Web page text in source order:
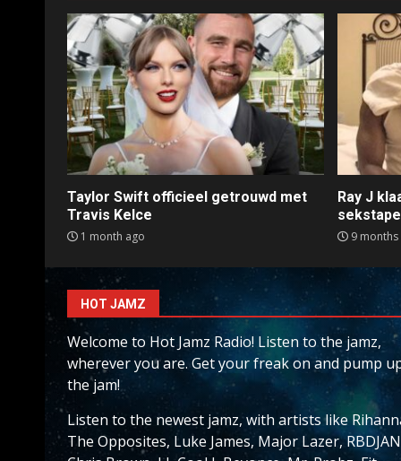
Taylor Swift officieel getrouwd met
Travis Kelce
1 month ago
Ray J
sekstape
9 months
HOT JAMZ
Welcome to Hot Jamz Radio! Listen to the jamz,
wherever you are. Get your freak on and pump
the jam!
Listen to the newest jamz, with artists like
The Opposites, Luke James, Major Lazer,